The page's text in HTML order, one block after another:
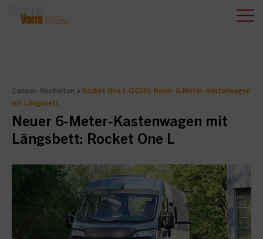
Camper-Neuheiten > Rocket One L (2026): Neuer 6-Meter-Kastenwagen
mit Längsbett
Neuer 6-Meter-Kastenwagen mit
Längsbett: Rocket One L